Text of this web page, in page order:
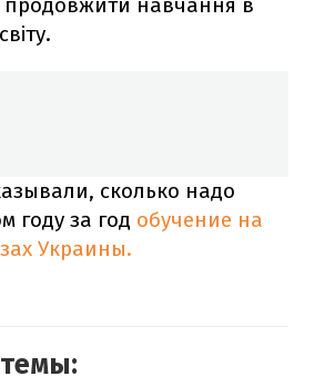
сколько надо
году за год обучение на
Украины.